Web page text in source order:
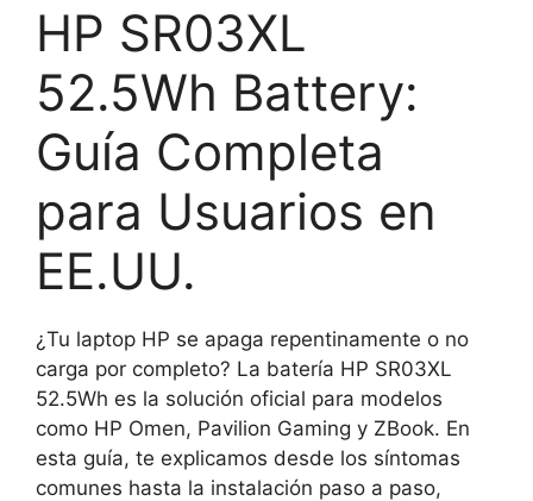
HP SR03XL
52.5Wh Battery:
Guía Completa
para Usuarios en
EE.UU.
¿Tu laptop HP se apaga repentinamente o no
carga por completo? La batería HP SR03XL
52.5Wh es la solución oficial para modelos
como HP Omen, Pavilion Gaming y ZBook. En
esta guía, te explicamos desde los síntomas
comunes hasta la instalación paso a paso,